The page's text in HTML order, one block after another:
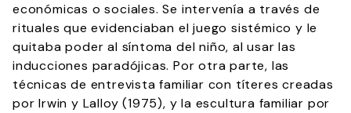
económicas o sociales. Se intervenía a través de
rituales que evidenciaban el juego sistémico y le
quitaba poder al síntoma del niño, al usar las
inducciones paradójicas. Por otra parte, las
técnicas de entrevista familiar con títeres creadas
por Irwin y Lalloy (1975), y la escultura familiar por